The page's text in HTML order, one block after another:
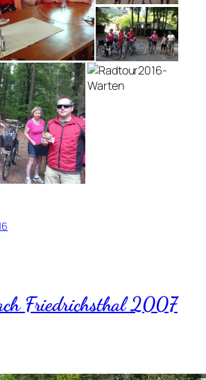
Friedrichsthal 2007